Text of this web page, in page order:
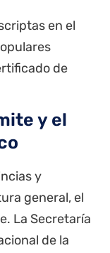
en el
de
y el
y
general, el
La Secretaría
de la